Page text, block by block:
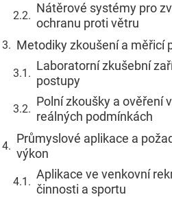
Nátěrové systémy pro
ochranu proti větru
Metodiky zkoušení a měřicí
Laboratorní zkušební
postupy
Polní zkoušky a ověření v
reálných podmínkách
Průmyslové aplikace a
výkon
Aplikace ve venkovní
činnosti a sportu